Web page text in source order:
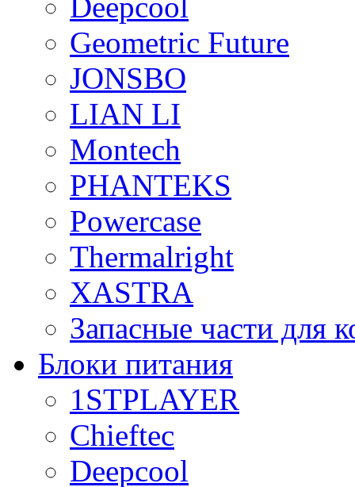
Deepcool
Geometric Future
JONSBO
LIAN LI
Montech
PHANTEKS
Powercase
Thermalright
XASTRA
Запасные части для
Блоки питания
1STPLAYER
Chieftec
Deepcool